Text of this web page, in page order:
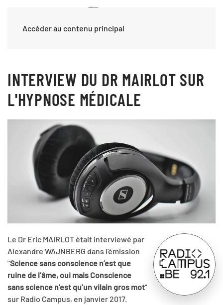
Accéder au contenu principal
INTERVIEW DU DR MAIRLOT SUR
L'HYPNOSE MÉDICALE
Le Dr Eric MAIRLOT était interviewé par
Alexandre WAJNBERG dans l'émission
"Science sans conscience n’est que
ruine de l’âme, oui mais Conscience
sans science n’est qu’un vilain gros mot"
sur Radio Campus, en janvier 2017.